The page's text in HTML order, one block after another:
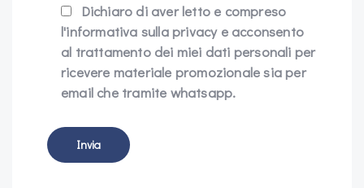
Dichiaro di aver letto e compreso
l'informativa sulla privacy e acconsento
al trattamento dei miei dati personali per
ricevere materiale promozionale sia per
email che tramite whatsapp.